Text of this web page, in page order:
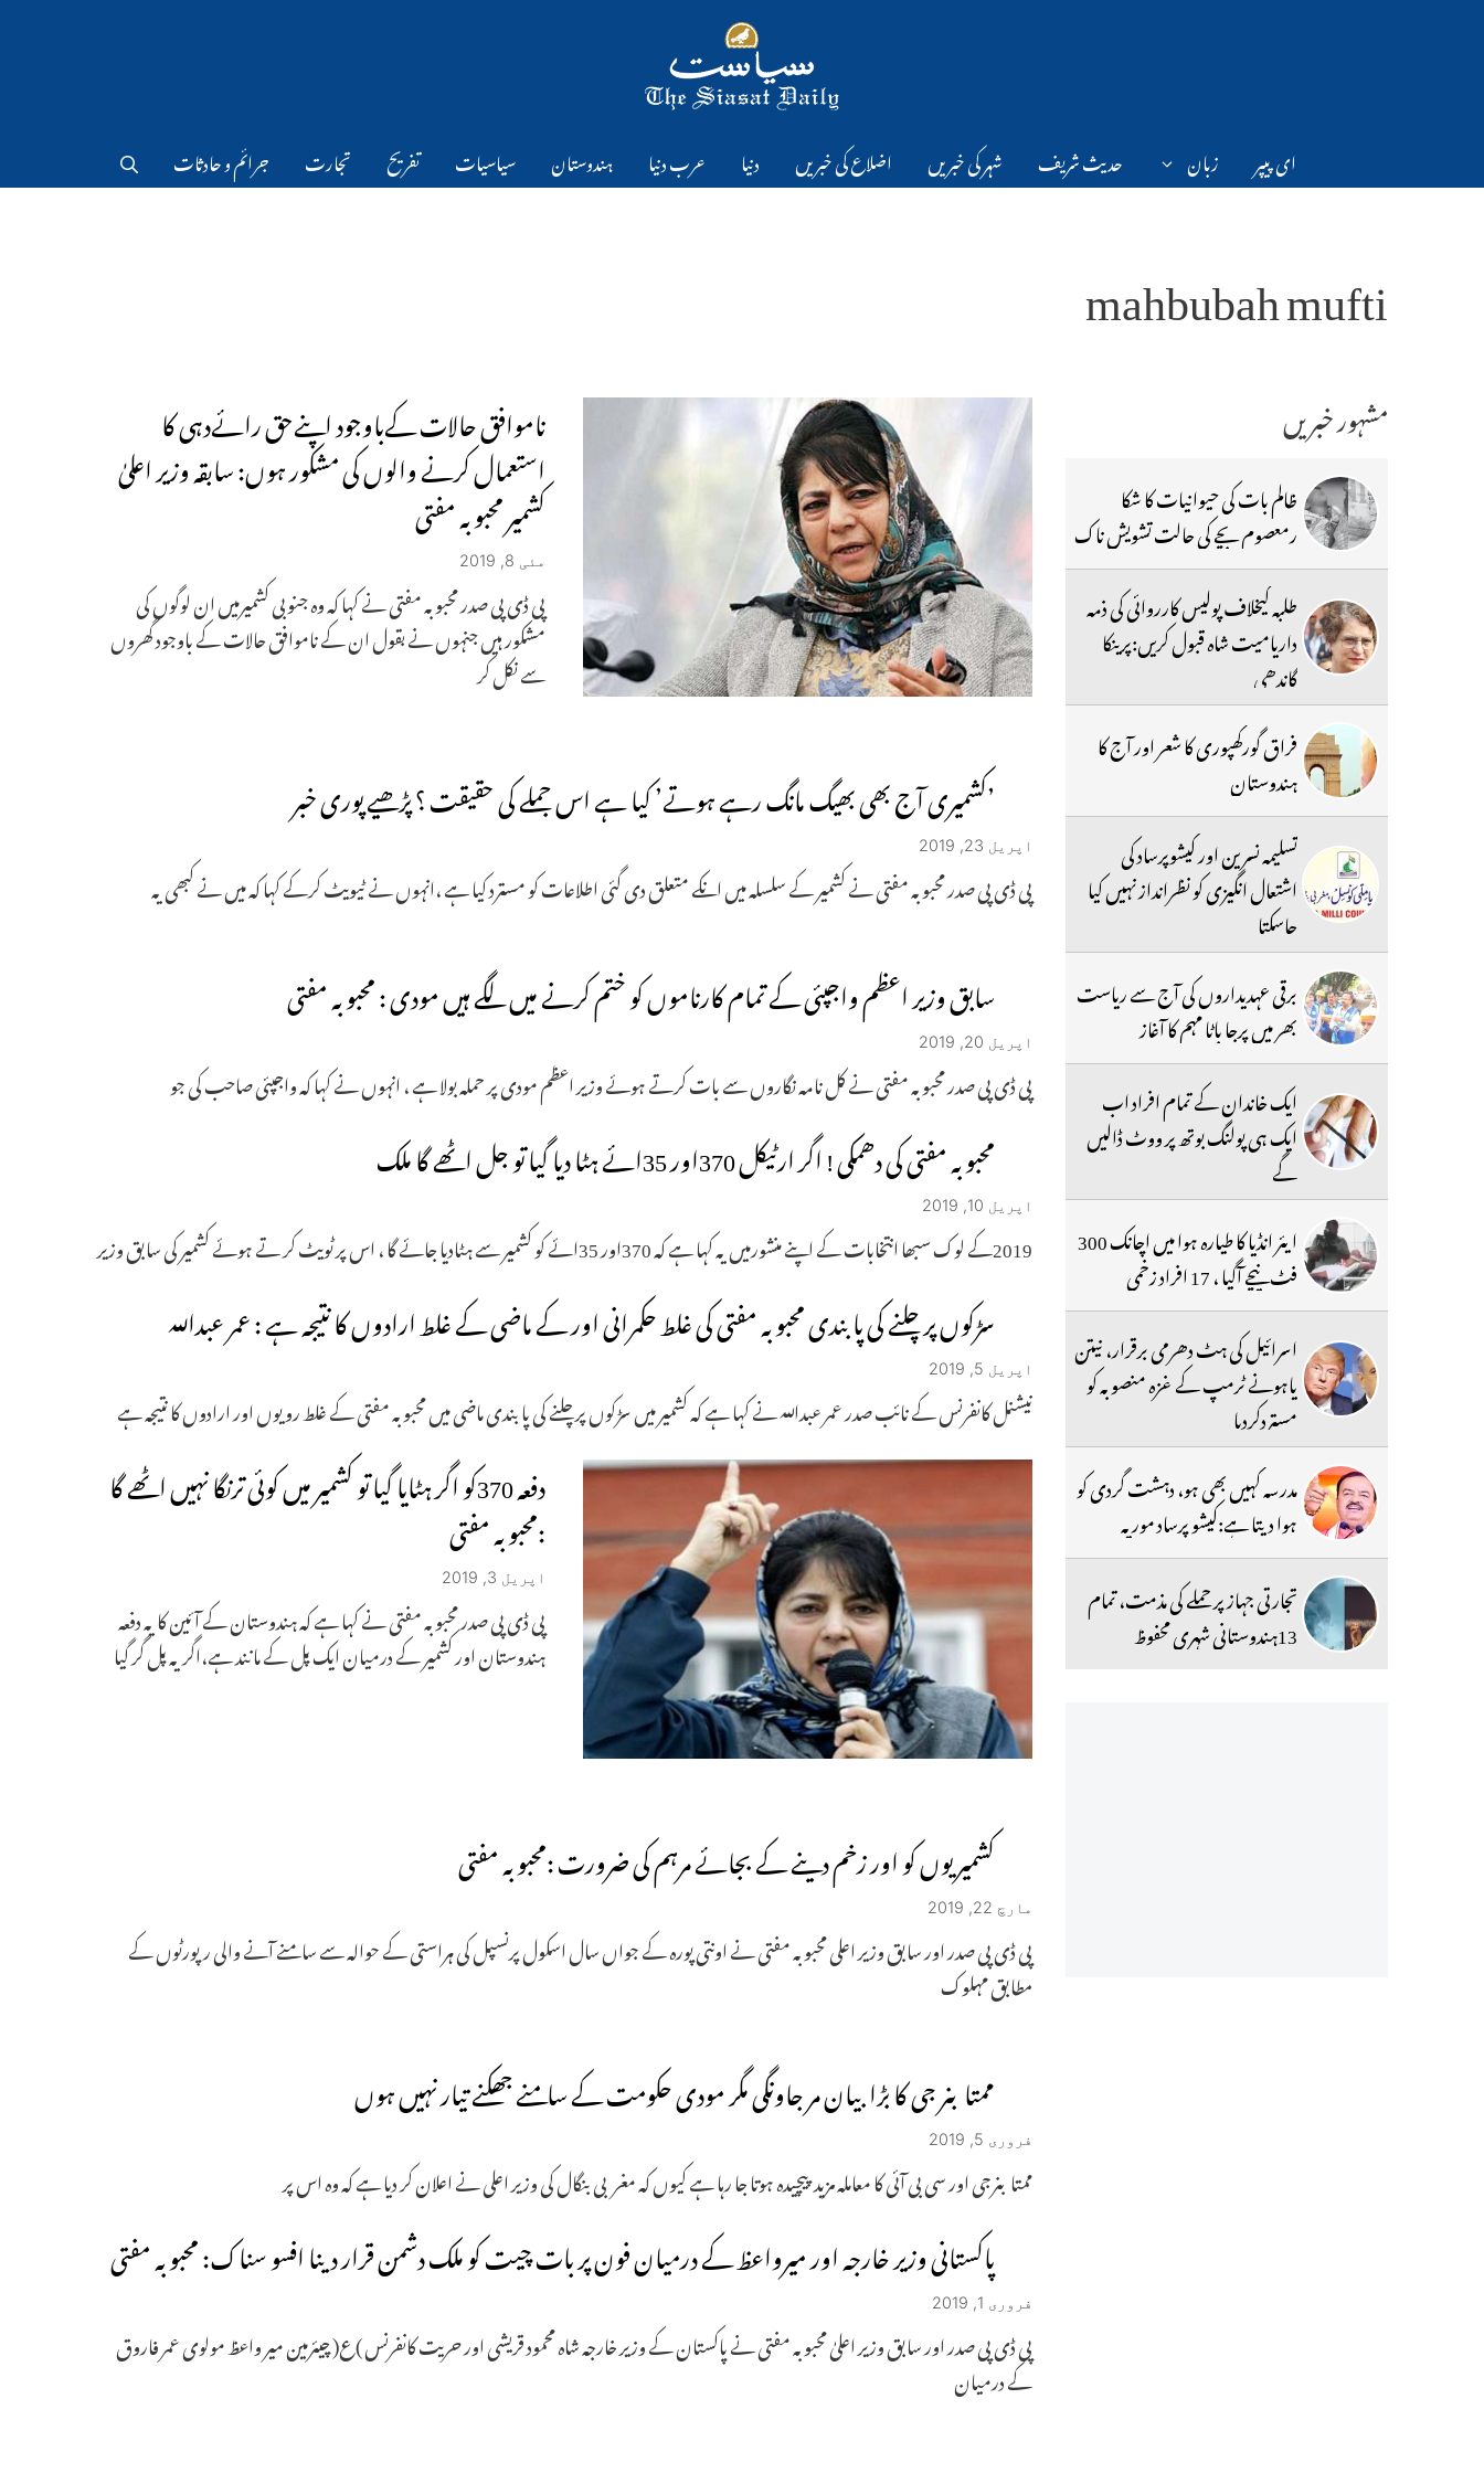
ای پیپر زبان حدیث شریف شہر کی خبریں اضلاع کی خبریں دنیا عرب دنیا ہندوستان سیاسیات تفریح تجارت جرائم و حادثات
mahbubah mufti
ناموافق حالات کےباوجود اپنےحق رائےدہی کا
استعمال کرنے والوں کی مشکور ہوں: سابقہ وزیر اعلیٰ
کشمیر محبوبہ مفتی
مئی 8, 2019
پی ڈی پی صدر محبوبہ مفتی نے کہا کہ وہ جنوبی کشمیرمیں ان لوگوں کی
مشکور ہیں جنہوں نے بقول ان کے ناموافق حالات کے باوجود گھروں
سے نکل کر
’کشمیری آج بھی بھیگ مانگ رہے ہوتے’ کیا ہے اس جملے کی حقیقت ؟ پڑھیے پوری خبر
اپریل 23, 2019
پی ڈی پی صدر محبوبہ مفتی نے کشمیر کے سلسلہ میں انکے متعلق دی گئی اطلاعات کو مسترد کیا ہے ،انہوں نے ٹیویٹ کرکے کہا کہ میں نے کبھی یہ
سابق وزیر اعظم واجپئی کے تمام کارناموں کو ختم کرنے میں لگے ہیں مودی : محبوبہ مفتی
اپریل 20, 2019
پی ڈی پی صدر محبوبہ مفتی نے کل نامہ نگاروں سے بات کرتے ہوئے وزیر اعظم مودی پر حملہ بولا ہے ، انہوں نے کہا کہ واجپئی صاحب کی جو
محبوبہ مفتی کی دھمکی ! اگر ارٹیکل 370اور 35ائے ہٹا دیا گیا تو جل اٹھے گا ملک
اپریل 10, 2019
2019کے لوک سبھا انتخابات کے اپنے منشورمیں یہ کہا ہے کہ 370اور 35ائے کو کشمیر سے ہٹادیا جائے گا ، اس پر ٹویٹ کر تے ہوئے کشمیر کی سابق وزیر
سڑکوں پر چلنے کی پابندی محبوبہ مفتی کی غلط حکمرانی اور کے ماضی کے غلط ارادوں کا نتیجہ ہے : عمر عبداللہ
اپریل 5, 2019
نیشنل کانفرنس کے نائب صدر عمر عبداللہ نے کہا ہے کہ کشمیر میں سڑکوں پر چلنے کی پابندی ماضی میں محبوبہ مفتی کے غلط رویوں اور ارادوں کا نتیجہ ہے
دفعہ 370کو اگر ہٹایا گیا تو کشمیر میں کوئی ترنگا نہیں اٹھے گا
:محبوبہ مفتی
اپریل 3, 2019
پی ڈی پی صدر محبوبہ مفتی نے کہا ہے کہ ہندوستان کے آئین کا یہ دفعہ
ہندوستان اور کشمیر کے درمیان ایک پل کے مانند ہے،اگر یہ پل گر گیا
کشمیریوں کو اور زخم دینے کے بجائے مرہم کی ضرورت :محبوبہ مفتی
مارچ 22, 2019
پی ڈی پی صدر اور سابق وزیر اعلی محبوبہ مفتی نے اونتی پورہ کے جواں سال اسکول پرنسپل کی ہراستی کے حوالہ سے سامنے آنے والی رپورٹوں کے
مطابق مہلوک
ممتا بنر جی کا بڑا بیان مر جاونگی مگر مودی حکومت کے سامنے جھکنے تیار نہیں ہوں
فروری 5, 2019
ممتا بنرجی اور سی بی آئی کا معاملہ مزید پیچیدہ ہوتا جا رہا ہے کیوں کہ مغربی بنگال کی وزیر اعلی نے اعلان کر دیا ہے کہ وہ اس پر
پاکستانی وزیر خارجہ اور میرواعظ کے درمیان فون پر بات چیت کو ملک دشمن قرار دینا افسو سناک: محبوبہ مفتی
فروری 1, 2019
پی ڈی پی صدر اور سابق وزیر اعلیٰ محبوبہ مفتی نے پاکستان کے وزیر خارجہ شاہ محمود قریشی اور حریت کانفرنس )ع( چیئرمین میر واعظ مولوی عمر فاروق
کے درمیان
مشہور خبریں
ظالم بات کی حیوانیات کا شکا
رمعصوم بچے کی حالت تشویش ناک
طلبہ کیخلاف پولیس کارروائی کی ذمہ
داریامیت شاہ قبول کریں:پرینکا
گاندھی
فراق گورکھپوری کا شعر اور آج کا
ہندوستان
تسلیمہ نسرین اور کیشوپرساد کی
اشتعال انگیزی کو نظرانداز نہیں کیا
جاسکتا
برقی عہدیداروں کی آج سے ریاست
بھر میں پرجا باٹا مہم کا آغاز
ایک خاندان کے تمام افراد اب
ایک ہی پولنگ بوتھ پر ووٹ ڈالیں
گے
ایئر انڈیا کا طیارہ ہوا میں اچانک 300
فٹ نیچے آگیا ، 17 افراد زخمی
اسرائیل کی ہٹ دھرمی برقرار، نیتن
یاہونے ٹرمپ کے غزہ منصوبہ کو
مستردکردیا
مدرسہ کہیں بھی ہو، دہشت گردی کو
ہوا دیتا ہے:کیشو پرساد موریہ
تجارتی جہاز پر حملے کی مذمت، تمام
13ہندوستانی شہری محفوظ